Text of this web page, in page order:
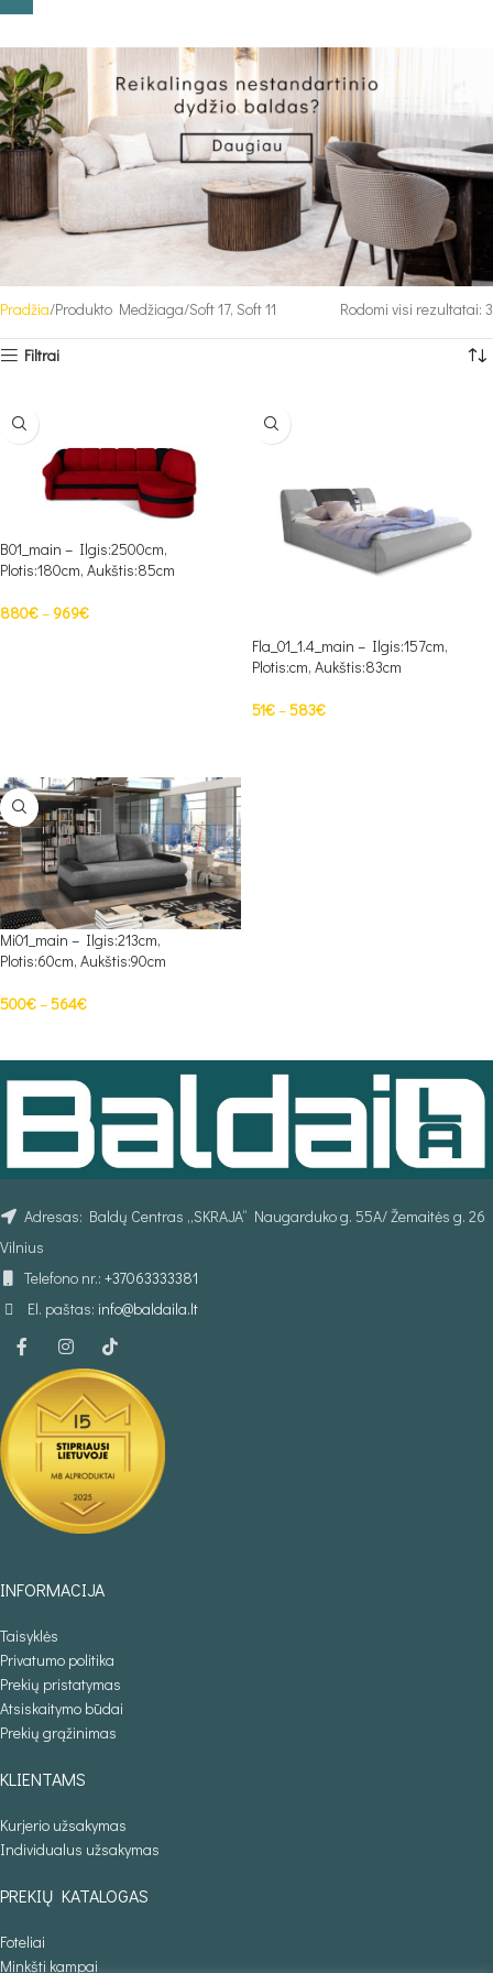
Pradžia Produkto Medžiaga Soft 17, Soft 11 Rodomi visi rezultatai: 3
Filtrai
B01_main – Ilgis:2500cm,
Plotis:180cm, Aukštis:85cm
880€– 969€
Fla_01_1.4_main – Ilgis:157cm,
Plotis:cm, Aukštis:83cm
51€–583€
Mi01_main – Ilgis:213cm,
Plotis:60cm, Aukštis:90cm
500€–564€
Adresas: Baldų Centras „SKRAJA“ Naugarduko g. 55A/ Žemaitės g. 26
Vilnius
Telefono nr.: +37063333381
El. paštas: info@baldaila.lt
INFORMACIJA
Taisyklės
Privatumo politika
Prekių pristatymas
Atsiskaitymo būdai
Prekių grąžinimas
KLIENTAMS
Kurjerio užsakymas
Individualus užsakymas
PREKIŲ KATALOGAS
Foteliai
Minkšti kampai